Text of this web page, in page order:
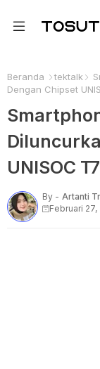
Beranda tektalk
Dengan Chipset
UNISOC
By - Artanti
Februari 27,